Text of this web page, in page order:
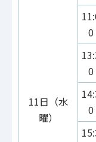
11日（水
曜）
0
0
0